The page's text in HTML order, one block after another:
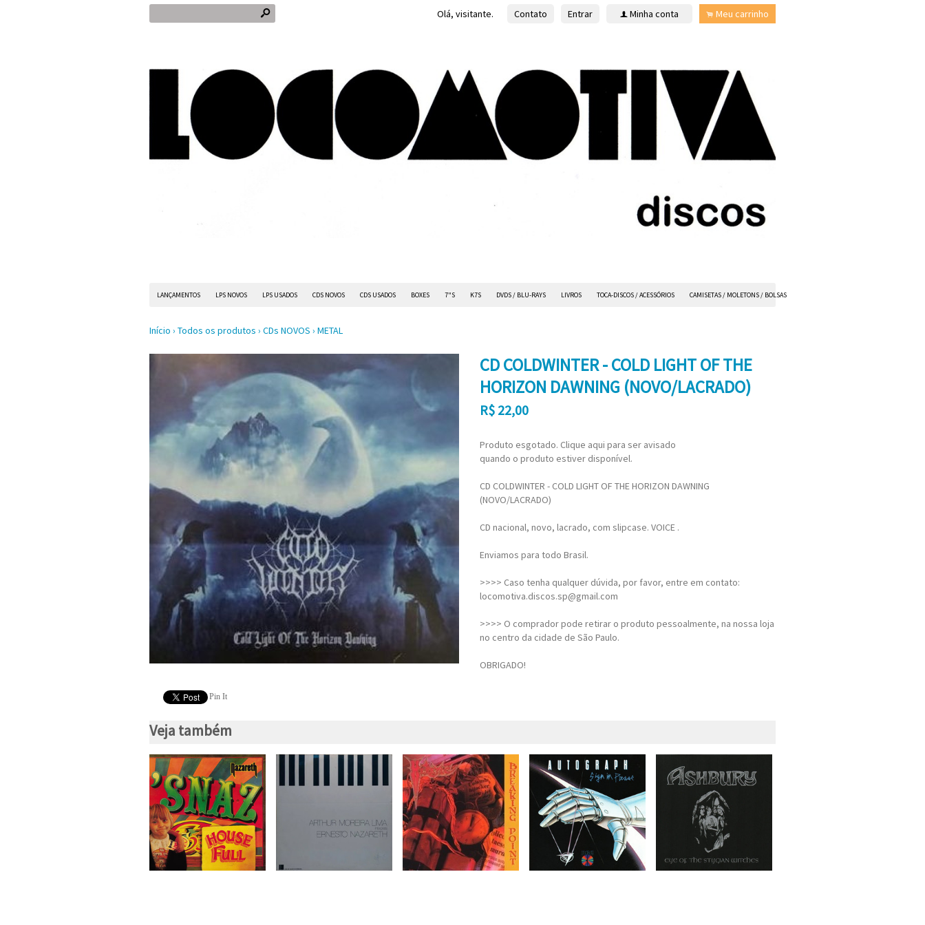
s Olá, visitante. Contato Entrar f Minha conta . Meu carrinho
LANÇAMENTOS LPS NOVOS LPS USADOS CDS NOVOS CDS USADOS BOXES 7"S K7S DVDS / BLU-RAYS LIVROS TOCA-DISCOS / ACESSÓRIOS CAMISETAS / MOLETONS / BOLSAS
Início › Todos os produtos › CDs NOVOS › METAL
Pin It
CD COLDWINTER - COLD LIGHT OF THE
HORIZON DAWNING (NOVO/LACRADO)
R$ 22,00
Produto esgotado. Clique aqui para ser avisado
quando o produto estiver disponível.
CD COLDWINTER - COLD LIGHT OF THE HORIZON DAWNING
(NOVO/LACRADO)
CD nacional, novo, lacrado, com slipcase. VOICE .
Enviamos para todo Brasil.
>>>> Caso tenha qualquer dúvida, por favor, entre em contato:
locomotiva.discos.sp@gmail.com
>>>> O comprador pode retirar o produto pessoalmente, na nossa loja
no centro da cidade de São Paulo.
OBRIGADO!
Veja também